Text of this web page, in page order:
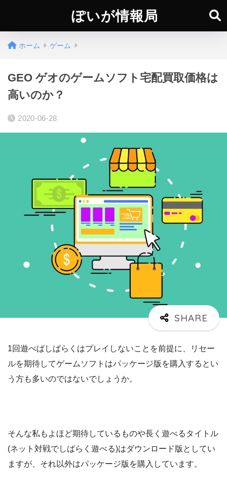
ぽいが情報局
ホーム ゲーム
GEO ゲオのゲームソフト宅配買取価格は
高いのか？
2020-06-28
1回遊べばしばらくはプレイしないことを前提に、リセー
ルを期待してゲームソフトはパッケージ版を購入するとい
う方も多いのではないでしょうか。
そんな私もよほど期待しているものや長く遊べるタイトル
(ネット対戦でしばらく遊べる)はダウンロード版としてい
ますが、それ以外はパッケージ版を購入しています。